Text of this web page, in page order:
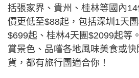
括張家界、貴州、桂林等國內
價更低至$88起，包括深圳1天
$699起、桂林4天團$2099起等
賞景色、品嚐各地風味美食或快
貨，都有旅行團適合你！